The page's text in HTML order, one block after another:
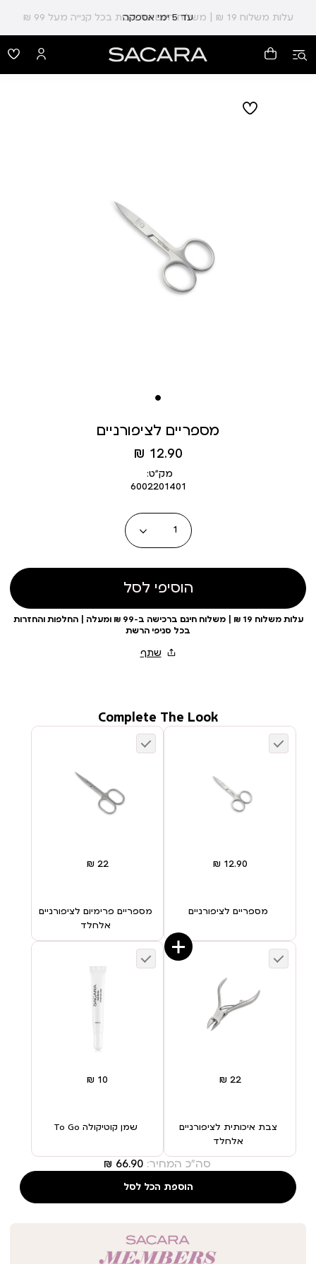
עלות משלוח 19 ₪ | משלוח חינם עד הבית בכל קנייה מעל 99 ₪ עד 5 ימי אספקה
מספריים לציפורניים
מחיר
מוצר
12.90 ₪
מק״ט:
6002201401
כמות
הוסיפי לסל
עלות משלוח 19 ₪ | משלוח חינם ברכישה ב-99 ₪ ומעלה | החלפות והחזרות
בכל סניפי הרשת
מספריים לציפורניים
מספריים פרימיום לציפורניים
אלחלד
‏22 ₪
צבת איכותית לציפורניים
אלחלד
‏22 ₪
שמן קוטיקולה To Go
Complete The Look
סה"כ המחיר: ‏66.90 ₪
הוספת הכל לסל